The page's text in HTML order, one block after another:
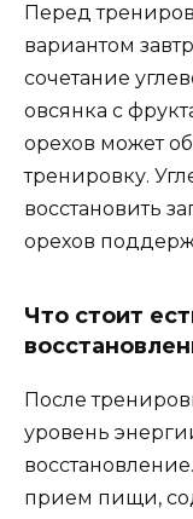
Перед
вариантом
сочетание
овсянка с
орехов может
тренировку.
восстановить
орехов
Что стоит
После
уровень
прием пищи,